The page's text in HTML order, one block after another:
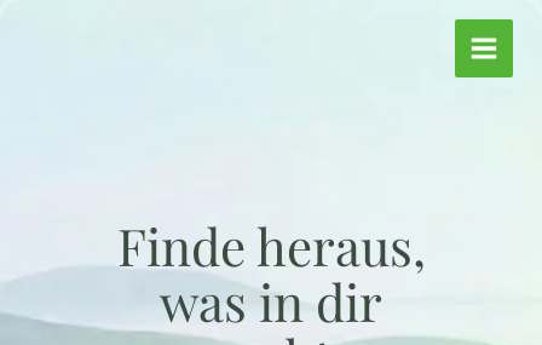
Finde heraus,
was in dir